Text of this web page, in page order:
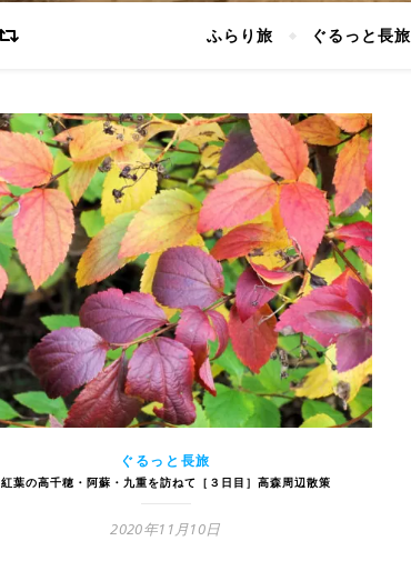
ふらり旅 ぐるっと長旅
ぐるっと長旅
紅葉の高千穂・阿蘇・九重を訪ねて［３日目］高森周辺散策
2020年11月10日